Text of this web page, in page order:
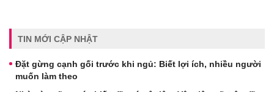
TIN MỚI CẬP NHẬT
Đặt gừng cạnh gối trước khi ngủ: Biết lợi ích, nhiều người
muốn làm theo